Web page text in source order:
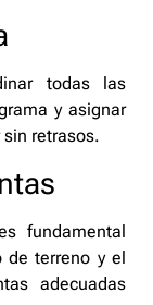
todas las
y asignar
retrasos.
fundamental
de terreno y el
adecuadas